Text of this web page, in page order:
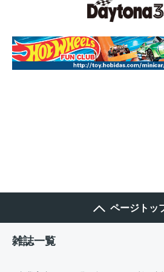
ページトッ
雑誌一覧